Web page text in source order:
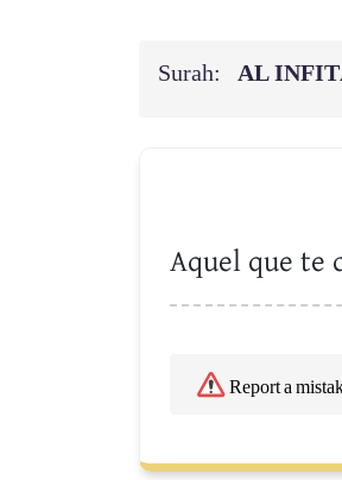
Surah: AL
Aquel que te
Report a